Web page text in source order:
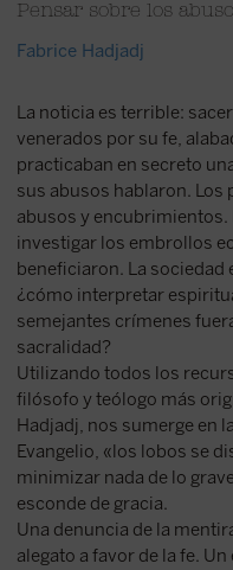
Pensar sobre los
Fabrice Hadjadj
La noticia es terrible:
venerados por su fe,
practicaban en secreto
sus abusos hablaron.
abusos y
investigar los embrollos
beneficiaron. La sociedad
¿cómo interpretar
semejantes crímenes
sacralidad?
Utilizando todos los
filósofo y teólogo más
Hadjadj, nos sumerge en
Evangelio, «los lobos se
minimizar nada de lo
esconde de gracia.
Una denuncia de la
alegato a favor de la fe.